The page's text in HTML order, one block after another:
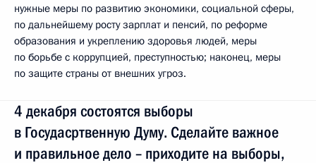
нужные меры по развитию экономики, социальной сферы,
по дальнейшему росту зарплат и пенсий, по реформе
образования и укреплению здоровья людей, меры
по борьбе с коррупцией, преступностью; наконец, меры
по защите страны от внешних угроз.
4 декабря состоятся выборы
в Госудасртвенную Думу. Сделайте важное
и правильное дело – приходите на выборы,